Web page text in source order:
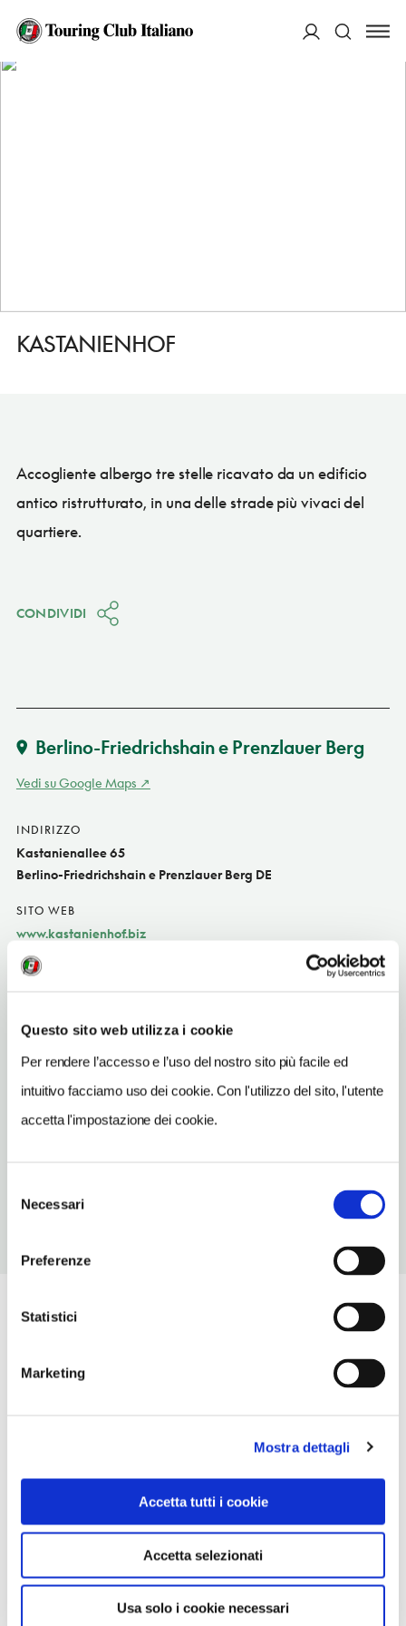
Questo sito web utilizza i cookie
Per rendere l’accesso e l’uso del nostro sito più facile ed
intuitivo facciamo uso dei cookie. Con l'utilizzo del sito, l'utente
accetta l'impostazione dei cookie.
delNecessari
Preferenze
Statistici
Marketing
Mostra dettagli
Accetta tutti i cookie
Accetta selezionati
Usa solo i cookie necessari
HOME
DORMIRE
KASTANIENHOF
KASTANIENHOF
Accogliente albergo tre stelle ricavato da un edificio
antico ristrutturato, in una delle strade più vivaci del
quartiere.
CONDIVIDI
Berlino-Friedrichshain e Prenzlauer Berg
Vedi su Google Maps
INDIRIZZO
Kastanienallee 65
Berlino-Friedrichshain e Prenzlauer Berg DE
SITO WEB
www.kastanienhof.biz
INDIRIZZO EMAIL
TELEFONO
NUMERO CAMERE